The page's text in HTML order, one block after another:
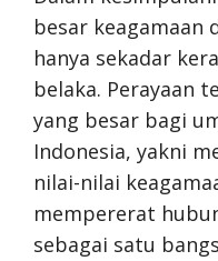
besar keagamaan
hanya sekadar
belaka. Perayaan
yang besar bagi
Indonesia, yakni
nilai-nilai
mempererat
sebagai satu